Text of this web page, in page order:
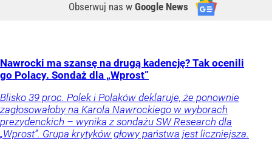
Obserwuj nas w Google News
Nawrocki ma szansę na drugą kadencję? Tak ocenili
go Polacy. Sondaż dla „Wprost”
Blisko 39 proc. Polek i Polaków deklaruje, że ponownie
zagłosowałoby na Karola Nawrockiego w wyborach
prezydenckich – wynika z sondażu SW Research dla
„Wprost”. Grupa krytyków głowy państwa jest liczniejsza.